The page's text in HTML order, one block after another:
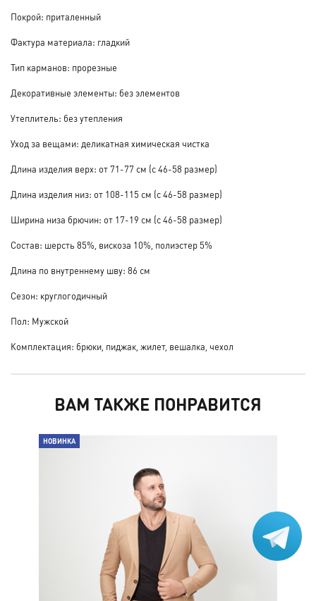
Покрой: приталенный
Фактура материала: гладкий
Тип карманов: прорезные
Декоративные элементы: без элементов
Утеплитель: без утепления
Уход за вещами: деликатная химическая чистка
Длина изделия верх: от 71-77 см (с 46-58 размер)
Длина изделия низ: от 108-115 см (с 46-58 размер)
Ширина низа брючин: от 17-19 см (с 46-58 размер)
Состав: шерсть 85%, вискоза 10%, полиэстер 5%
Длина по внутреннему шву: 86 см
Сезон: круглогодичный
Пол: Мужской
Комплектация: брюки, пиджак, жилет, вешалка, чехол
ВАМ ТАКЖЕ ПОНРАВИТСЯ
НОВИНКА